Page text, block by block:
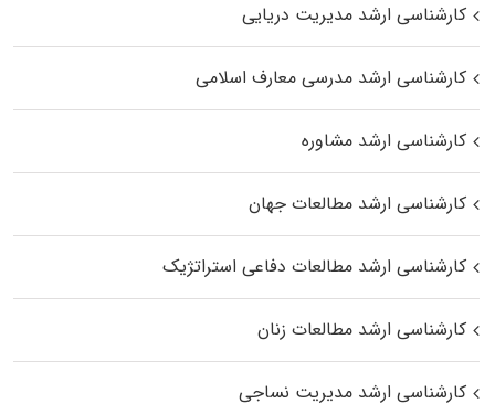
کارشناسی ارشد مدیریت دریایی
کارشناسی ارشد مدرسی معارف اسلامی
کارشناسی ارشد مشاوره
کارشناسی ارشد مطالعات جهان
کارشناسی ارشد مطالعات دفاعی استراتژیک
کارشناسی ارشد مطالعات زنان
کارشناسی ارشد مدیریت نساجی